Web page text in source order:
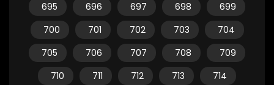
695
696 697 698
699
700
701 702 703
704
705
706 707 708
709
710
711 712 713
714